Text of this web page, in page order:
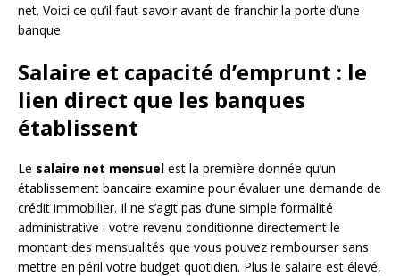
net. Voici ce qu’il faut savoir avant de franchir la porte d’une
banque.
Salaire et capacité d’emprunt : le
lien direct que les banques
établissent
Le salaire net mensuel est la première donnée qu’un
établissement bancaire examine pour évaluer une demande de
crédit immobilier. Il ne s’agit pas d’une simple formalité
administrative : votre revenu conditionne directement le
montant des mensualités que vous pouvez rembourser sans
mettre en péril votre budget quotidien. Plus le salaire est élevé,